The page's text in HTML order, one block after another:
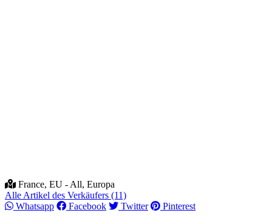
France, EU - All, Europa
Alle Artikel des Verkäufers (11)
Whatsapp
Facebook Twitter Pinterest